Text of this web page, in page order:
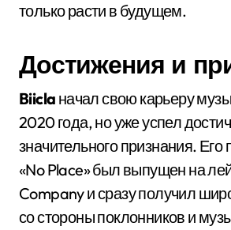
только расти в будущем.
Достижения и
Biicla начал свою карьеру
2020 года, но уже успел
значительного признания. Его
«No Place» был выпущен на
Company и сразу получил
со стороны поклонников и